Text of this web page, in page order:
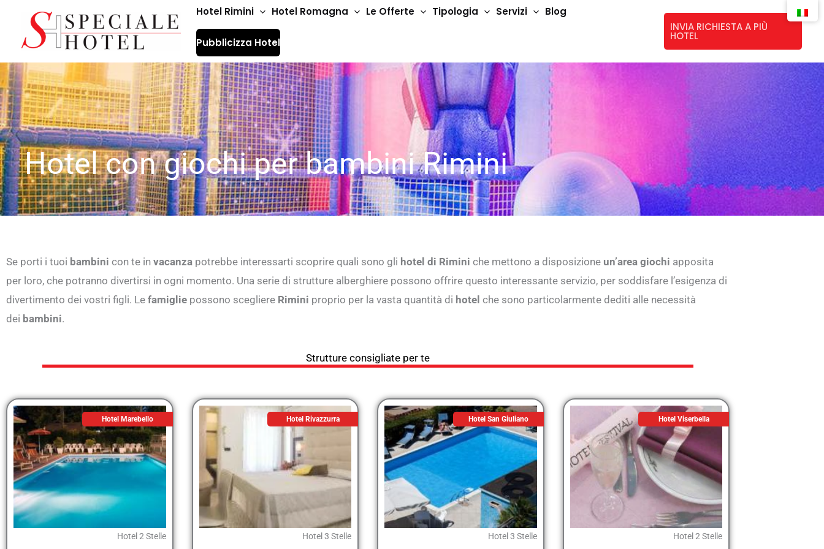
contenuto
Hotel Rimini Hotel Romagna Le Offerte Tipologia Servizi Blog
Pubblicizza Hotel
INVIA RICHIESTA A PIÙ
HOTEL
Hotel con giochi per bambini Rimini
Se porti i tuoi bambini con te in vacanza potrebbe interessarti scoprire quali sono gli hotel di Rimini che mettono a disposizione un’area giochi apposita
per loro, che potranno divertirsi in ogni momento. Una serie di strutture alberghiere possono offrire questo interessante servizio, per soddisfare l’esigenza di
divertimento dei vostri figli. Le famiglie possono scegliere Rimini proprio per la vasta quantità di hotel che sono particolarmente dediti alle necessità
dei bambini.
Strutture consigliate per te
Hotel Marebello
Hotel 2 Stelle
Hotel Rivazzurra
Hotel 3 Stelle
Hotel San Giuliano
Hotel 3 Stelle
Hotel Viserbella
Hotel 2 Stelle